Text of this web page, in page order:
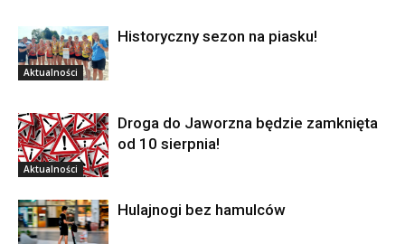
Aktualności
Historyczny sezon na piasku!
Aktualności
Droga do Jaworzna będzie zamknięta
od 10 sierpnia!
Hulajnogi bez hamulców